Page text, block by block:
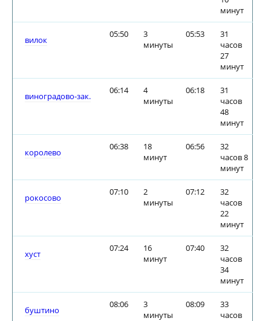
минут
вилок
05:50
3
минуты
05:53
31
часов
27
минут
виноградово-зак.
06:14
4
минуты
06:18
31
часов
48
минут
королево
06:38
18
минут
06:56
32
часов 8
минут
рокосово
07:10
2
минуты
07:12
32
часов
22
минут
хуст
07:24
16
минут
07:40
32
часов
34
минут
буштино
08:06
3
минуты
08:09
33
часов